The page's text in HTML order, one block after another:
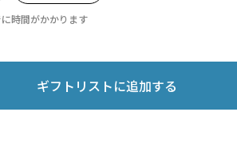
時間がかかります
ギフトリストに追加する